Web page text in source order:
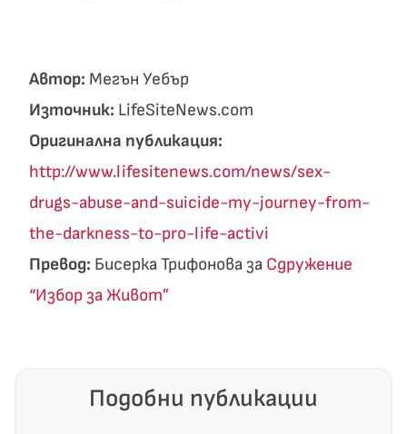
Автор: Мегън Уебър
Източник: LifeSiteNews.com
Оригинална публикация:
http://www.lifesitenews.com/news/sex-
drugs-abuse-and-suicide-my-journey-from-
the-darkness-to-pro-life-activi
Превод: Бисерка Трифонова за Сдружение
“Избор за Живот”
Подобни публикации